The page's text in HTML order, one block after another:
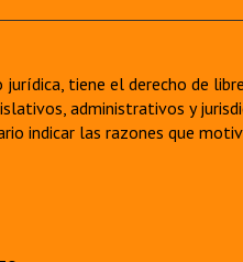
jurídica, tiene el derecho de
administrativos y
indicar las razones que